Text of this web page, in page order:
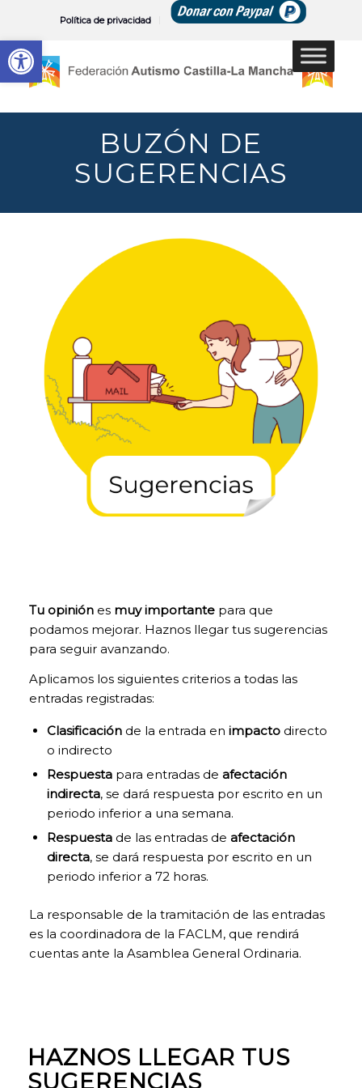
Política de privacidad
BUZÓN DE
SUGERENCIAS
Tu opinión es muy importantepara que
podamos mejorar. Haznos llegar tus sugerencias
para seguir avanzando.
Aplicamos los siguientes criterios a todas las
entradas registradas:
Clasificaciónde la entrada en impactodirecto
o indirecto
Respuestapara entradas de afectación
indirecta, se dará respuesta por escrito en un
periodo inferior a una semana.
Respuestade las entradas de afectación
directa, se dará respuesta por escrito en un
periodo inferior a 72 horas.
La responsable de la tramitación de las entradas
es la coordinadora de la FACLM, que rendirá
cuentas ante la Asamblea General Ordinaria.
HAZNOS LLEGAR TUS
SUGERENCIAS
COOKIES
TÉCNICAS
NECESARIAS.
Para que
página web
pueda
Activadas por
defecto.
Las cookies
estrictamente
necesarias para
que nuestra
página web
puedas
navegar por la
misma. Este
determinadas
partes
Abrir barra de herramientas